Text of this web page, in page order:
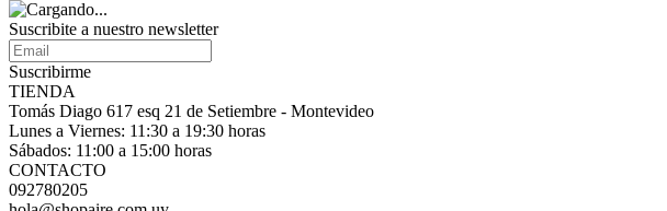
Suscribite a nuestro newsletter
Suscribirme
TIENDA
Tomás Diago 617 esq 21 de Setiembre - Montevideo
Lunes a Viernes: 11:30 a 19:30 horas
Sábados: 11:00 a 15:00 horas
CONTACTO
092780205